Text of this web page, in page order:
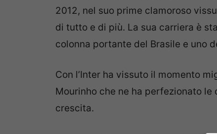
2012, nel suo prime clamoroso
di tutto e di più. La sua carriera è
colonna portante del Brasile e uno
Con l’Inter ha vissuto il momento
Mourinho che ne ha perfezionato
crescita.